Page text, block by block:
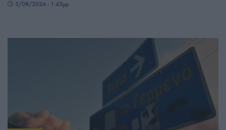
5/08/2026 - 1:43μμ